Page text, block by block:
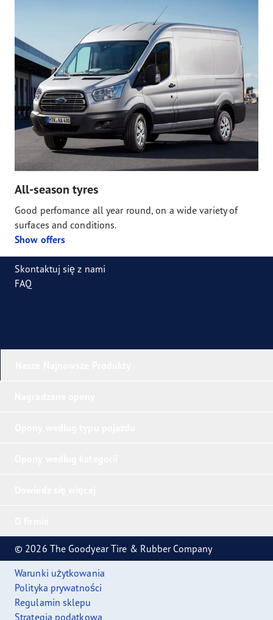
All-season tyres
Good perfomance all year round, on a wide variety of
surfaces and conditions.
Show offers
Skontaktuj się z nami
FAQ
© 2026 The Goodyear Tire & Rubber Company
Warunki użytkowania
Polityka prywatności
Regulamin sklepu
Strategia podatkowa